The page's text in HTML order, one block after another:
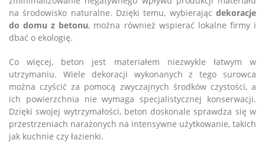
na środowisko naturalne. Dzięki temu, wybierając dekoracje
do domu z betonu, można również wspierać lokalne firmy i
dbać o ekologię.
Co więcej, beton jest materiałem niezwykle łatwym w
utrzymaniu. Wiele dekoracji wykonanych z tego surowca
można czyścić za pomocą zwyczajnych środków czystości, a
ich powierzchnia nie wymaga specjalistycznej konserwacji.
Dzięki swojej wytrzymałości, beton doskonale sprawdza się w
przestrzeniach narażonych na intensywne użytkowanie, takich
jak kuchnie czy łazienki.